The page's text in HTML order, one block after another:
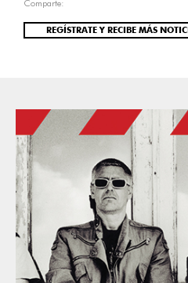
Comparte:
REGÍSTRATE Y RECIBE MÁS